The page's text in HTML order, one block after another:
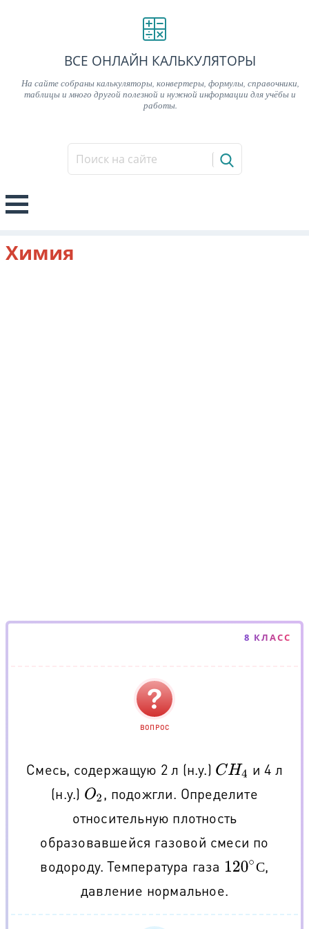
ВСЕ ОНЛАЙН КАЛЬКУЛЯТОРЫ
На сайте собраны калькуляторы, конвертеры, формулы, справочники,
таблицы и много другой полезной и нужной информации для учёбы и
работы.
Химия
8 КЛАСС
ВОПРОС
Смесь, содержащую 2 л (н.у.) CH4
и 4 л
(н.у.) O2 , подожгли. Определите
относительную плотность
образовавшейся газовой смеси по
водороду. Температура газа
С
120∘С,
давление нормальное.